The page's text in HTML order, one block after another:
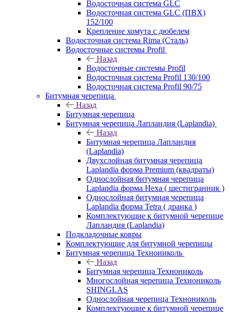
Водосточная система GLC
Водосточная система GLC (ПВХ)
152/100
Крепление хомута с дюбелем
Водосточная система Rima (Сталь)
Водосточные системы Profil
Назад
Водосточные системы Profil
Водосточная система Profil 130/100
Водосточная система Profil 90/75
Битумная черепица
Назад
Битумная черепица
Битумная черепица Лапландия (Laplandia)
Назад
Битумная черепица Лапландия
(Laplandia)
Двухслойная битумная черепица
Laplandia форма Premium (квадраты)
Однослойная битумная черепица
Laplandia форма Hexa ( шестигранник )
Однослойная битумная черепица
Laplandia форма Tetra ( дранка )
Комплектующие к битумной черепице
Лапландия (Laplandia)
Подкладочные ковры
Комплектующие для битумной черепицы
Битумная черепица Технониколь
Назад
Битумная черепица Технониколь
Многослойная черепица Технониколь
SHINGLAS
Однослойная черепица Технониколь
Комплектующие к битумной черепице